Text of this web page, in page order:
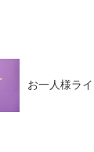
お一人様ラ